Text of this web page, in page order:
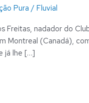
Pura / Fluvial
Freitas, nadador do
Montreal (Canadá),
já lhe […]